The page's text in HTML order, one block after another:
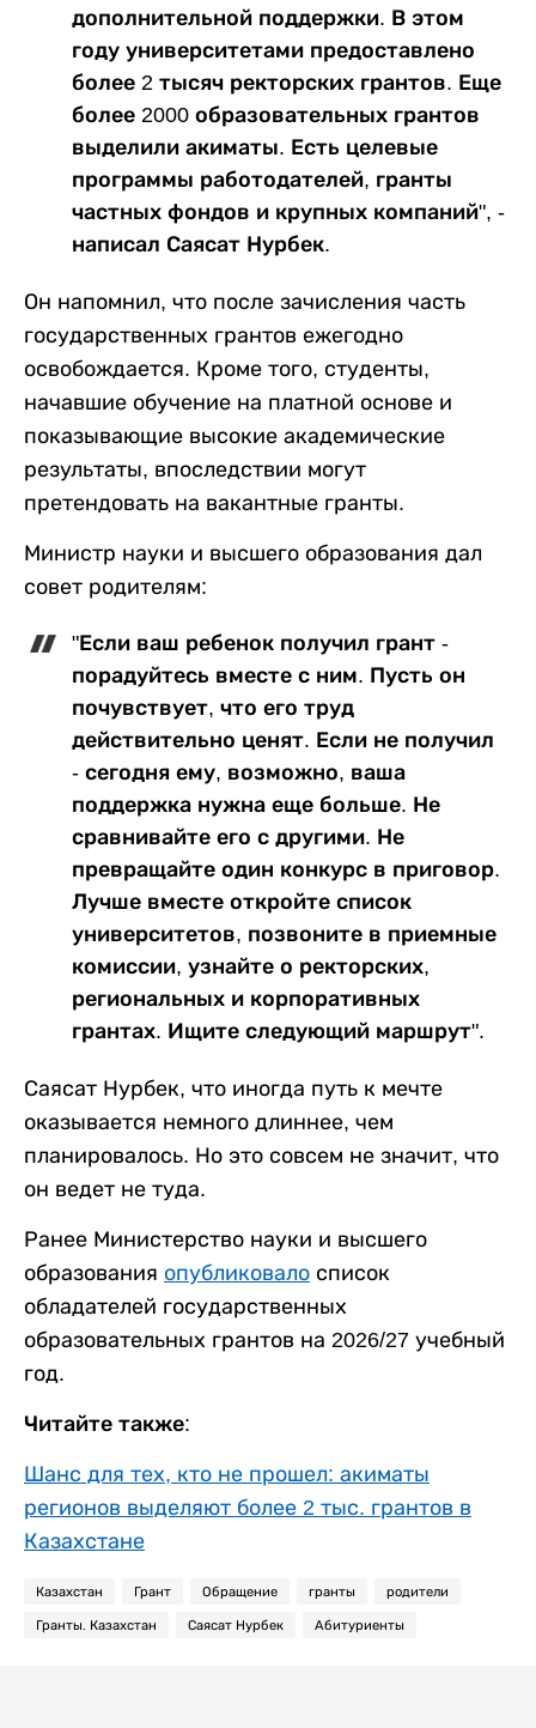
дополнительной поддержки. В этом
году университетами предоставлено
более 2 тысяч ректорских грантов. Еще
более 2000 образовательных грантов
выделили акиматы. Есть целевые
программы работодателей, гранты
частных фондов и крупных компаний", -
написал Саясат Нурбек.
Он напомнил, что после зачисления часть
государственных грантов ежегодно
освобождается. Кроме того, студенты,
начавшие обучение на платной основе и
показывающие высокие академические
результаты, впоследствии могут
претендовать на вакантные гранты.
Министр науки и высшего образования дал
совет родителям:
"Если ваш ребенок получил грант -
порадуйтесь вместе с ним. Пусть он
почувствует, что его труд
действительно ценят. Если не получил
- сегодня ему, возможно, ваша
поддержка нужна еще больше. Не
сравнивайте его с другими. Не
превращайте один конкурс в приговор.
Лучше вместе откройте список
университетов, позвоните в приемные
комиссии, узнайте о ректорских,
региональных и корпоративных
грантах. Ищите следующий маршрут".
Саясат Нурбек, что иногда путь к мечте
оказывается немного длиннее, чем
планировалось. Но это совсем не значит, что
он ведет не туда.
Ранее Министерство науки и высшего
образования опубликовало список
обладателей государственных
образовательных грантов на 2026/27 учебный
год.
Читайте также:
Шанс для тех, кто не прошел: акиматы
регионов выделяют более 2 тыс. грантов в
Казахстане
Казахстан Грант Обращение гранты родители
Гранты. Казахстан Саясат Нурбек Абитуриенты